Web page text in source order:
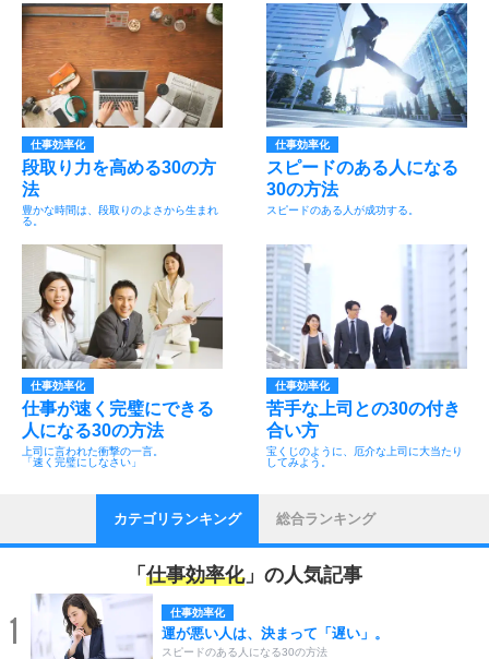
仕事効率化
段取り力を高める30の方
法
豊かな時間は、段取りのよさから生まれ
る。
仕事効率化
スピードのある人になる
30の方法
スピードのある人が成功する。
仕事効率化
仕事が速く完璧にできる
人になる30の方法
上司に言われた衝撃の一言。
「速く完璧にしなさい」
仕事効率化
苦手な上司との30の付き
合い方
宝くじのように、厄介な上司に大当たり
してみよう。
カテゴリランキング 総合ランキング
「 仕事効率化」の人気記事
1 仕事効率化
運が悪い人は、決まって「遅い」。
スピードのある人になる30の方法